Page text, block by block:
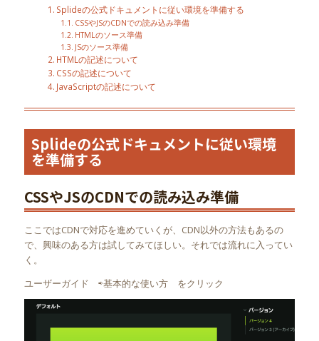
Splideの公式ドキュメントに従い環境を準備する
CSSやJSのCDNでの読み込み準備
HTMLのソース準備
JSのソース準備
HTMLの記述について
CSSの記述について
JavaScriptの記述について
Splideの公式ドキュメントに従い環境
を準備する
CSSやJSのCDNでの読み込み準備
ここではCDNで対応を進めていくが、CDN以外の方法もあるの
で、興味のある方は試してみてほしい。それでは流れに入ってい
く。
ユーザーガイド ⇨基本的な使い方 をクリック